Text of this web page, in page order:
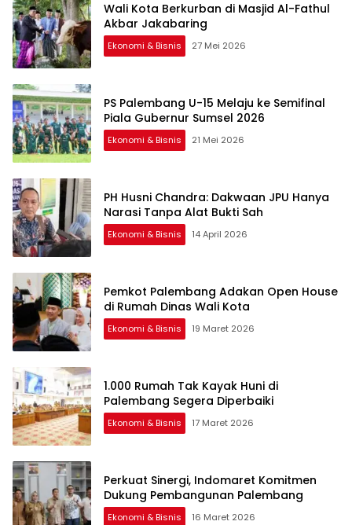
Wali Kota Berkurban di Masjid Al-Fathul
Akbar Jakabaring
Ekonomi & Bisnis 27 Mei 2026
PS Palembang U-15 Melaju ke Semifinal
Piala Gubernur Sumsel 2026
Ekonomi & Bisnis 21 Mei 2026
PH Husni Chandra: Dakwaan JPU Hanya
Narasi Tanpa Alat Bukti Sah
Ekonomi & Bisnis 14 April 2026
Pemkot Palembang Adakan Open House
di Rumah Dinas Wali Kota
Ekonomi & Bisnis 19 Maret 2026
1.000 Rumah Tak Kayak Huni di
Palembang Segera Diperbaiki
Ekonomi & Bisnis 17 Maret 2026
Perkuat Sinergi, Indomaret Komitmen
Dukung Pembangunan Palembang
Ekonomi & Bisnis 16 Maret 2026